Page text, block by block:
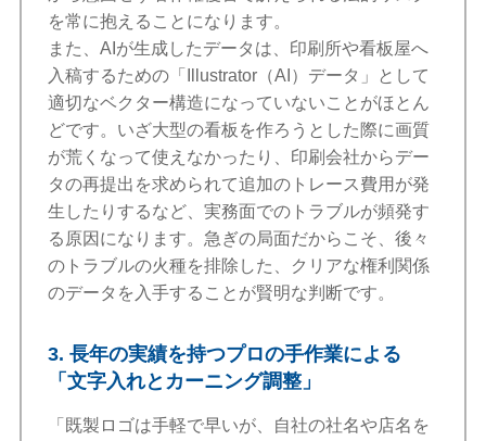
を常に抱えることになります。
また、AIが生成したデータは、印刷所や看板屋へ
入稿するための「Illustrator（AI）データ」として
適切なベクター構造になっていないことがほとん
どです。いざ大型の看板を作ろうとした際に画質
が荒くなって使えなかったり、印刷会社からデー
タの再提出を求められて追加のトレース費用が発
生したりするなど、実務面でのトラブルが頻発す
る原因になります。急ぎの局面だからこそ、後々
のトラブルの火種を排除した、クリアな権利関係
のデータを入手することが賢明な判断です。
3. 長年の実績を持つプロの手作業による
「文字入れとカーニング調整」
「既製ロゴは手軽で早いが、自社の社名や店名を